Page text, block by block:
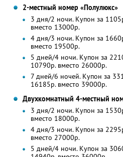
2-местный номер «Полулюкс»
3 дня/2 ночи. Купон за
вместо 13000р.
4 дня/3 ночи. Купон за
вместо 19500р.
5 дней/4 ночи. Купон за
10790р. вместо 26000р.
7 дней/6 ночей. Купон за
16185р. вместо 39000р.
Двухкомнатный 4-местный
3 дня/2 ночи. Купон за
вместо 18000р.
4 дня/3 ночи. Купон за
вместо 27000р.
5 дней/4 ночи. Купон за